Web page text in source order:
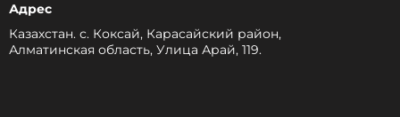
Адрес
Казахстан. с. Коксай, Карасайский район,
Алматинская область, Улица Арай, 119.